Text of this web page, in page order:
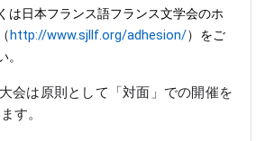
は日本フランス語フランス文学会のホ
（http://www.sjllf.org/adhesion/） をご
。
会は 原則として
「対面」での開催を
す。